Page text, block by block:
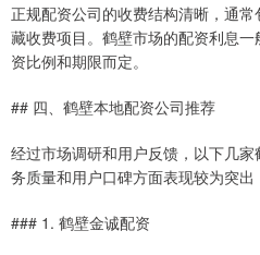
正规配资公司的收费结构清晰，通
藏收费项目。鹤壁市场的配资利息
资比例和期限而定。
## 四、鹤壁本地配资公司推荐
经过市场调研和用户反馈，以下几
务质量和用户口碑方面表现较为突出
### 1. 鹤壁金诚配资